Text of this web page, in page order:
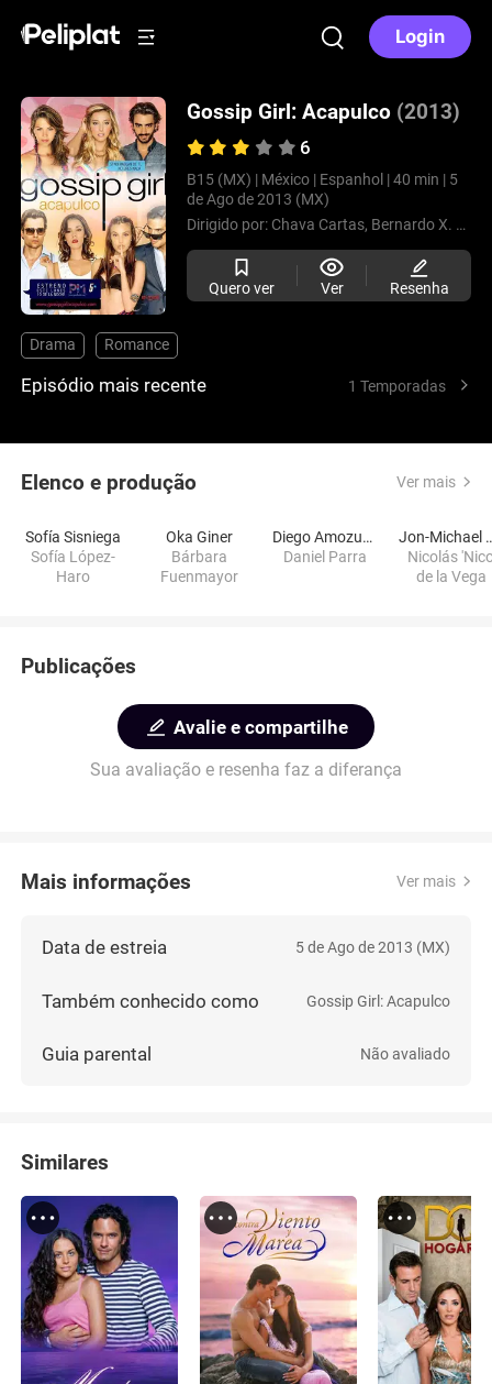
Login
Gossip Girl: Acapulco (2013)
6
B15 (MX) | México | Espanhol | 40 min | 5
de Ago de 2013 (MX)
Dirigido por: Chava Cartas, Bernardo X. Serna
Quero ver Ver Resenha
Drama Romance
Episódio mais recente 1 Temporadas
Elenco e produção Ver mais
Sofía Sisniega
Sofía López-
Haro
Oka Giner
Bárbara
Fuenmayor
Diego Amozurrutia
Daniel Parra
Jon-
Nicolás
de la Vega
Publicações
Avalie e compartilhe
Sua avaliação e resenha faz a diferança
Mais informações Ver mais
Data de estreia 5 de Ago de 2013 (MX)
Também conhecido como Gossip Girl: Acapulco
Guia parental Não avaliado
Similares